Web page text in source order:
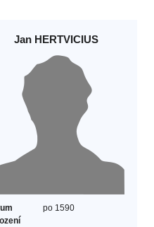
Jan HERTVICIUS
po 1590